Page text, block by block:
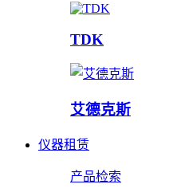
TDK
艾德克斯
仪器租赁
产品检索